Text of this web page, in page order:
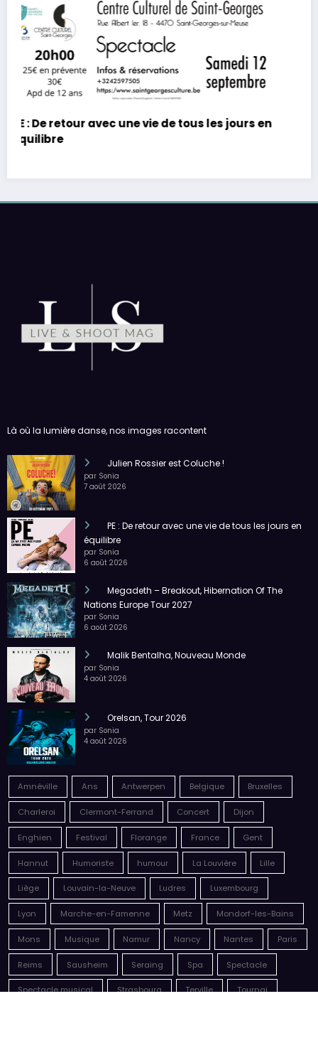
Megadeth – Breakout, Hibernation Of The
Nations Europe Tour 2027
par Sonia
PE : De retour avec une vie de tous les jours en
Megadeth – Breakout, Hibernation Of The
Nations Europe Tour 2027
Malik Bentalha, Nouveau Monde
par Sonia
Orelsan, Tour 2026
Amnéville Ans Antwerpen
Charleroi
Enghien Festival Florange France Gent
Hannut Humoriste humour La Louvière
Liège Louvain-la-Neuve Ludres Luxembourg
Lyon Marche-en-Famenne Mondorf-les-Bains
Mons Musique Namur Nancy Nantes
Reims Sausheim Seraing Spa Spectacle
Spectacle musical Strasbourg Terville Tournai
Tribute Wavre Werchter